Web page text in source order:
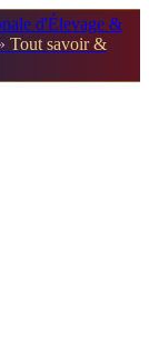
d'Élevage &
Tout savoir &